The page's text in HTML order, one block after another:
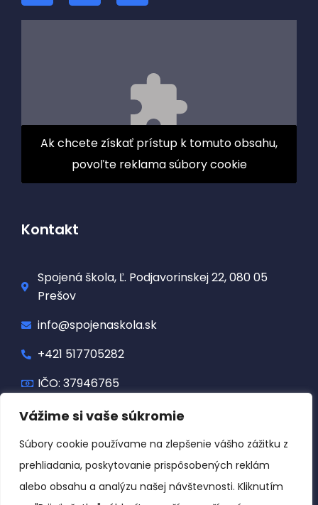
Vážime si vaše súkromie
Súbory cookie používame na zlepšenie vášho zážitku z
prehliadania, poskytovanie prispôsobených reklám
alebo obsahu a analýzu našej návštevnosti. Kliknutím
Ak chcete získať prístup k tomuto obsahu,
povoľte reklama súbory cookie
Kontakt
Spojená škola, Ľ. Podjavorinskej 22, 080 05
Prešov
info@spojenaskola.sk
+421 517705282
IČO: 37946765
Dôležité odkazy
Ochrana osobných údajov